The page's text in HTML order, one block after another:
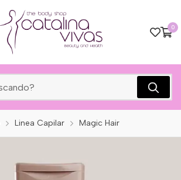
0
Linea Capilar Magic Hair